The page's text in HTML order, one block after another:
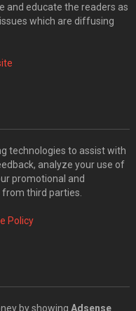
and educate the readers as
which are diffusing
technologies to assist with
analyze your use of
promotional and
third parties.
Policy
by showing Adsense